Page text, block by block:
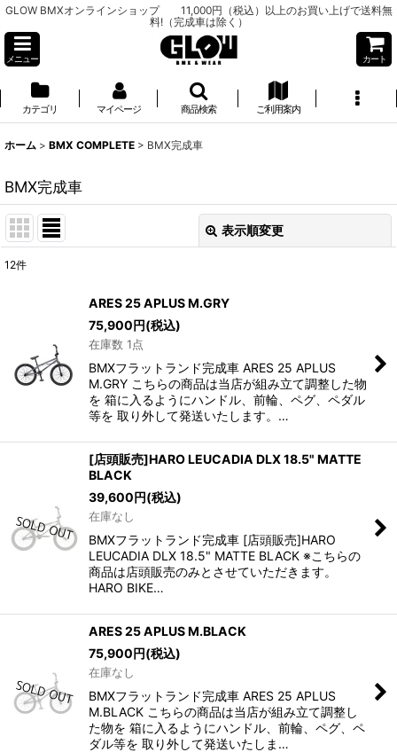
GLOW BMXオンラインショップ 11,000円（税込）以上のお買い上げで送料無
料!（完成車は除く）
メニュー カート
カテゴリ マイページ 商品検索 ご利用案内
ホーム > BMX COMPLETE > BMX完成車
BMX完成車
表示順変更
絞り込む
12件
ARES 25 APLUS M.GRY
75,900円(税込)
在庫数 1点
BMXフラットランド完成車 ARES 25 APLUS
M.GRY こちらの商品は当店が組み立て調整した物
を 箱に入るようにハンドル、前輪、ペグ、ペダル
等を 取り外して発送いたします。…
[店頭販売]HARO LEUCADIA DLX 18.5" MATTE
BLACK
39,600円(税込)
在庫なし
BMXフラットランド完成車 [店頭販売]HARO
LEUCADIA DLX 18.5" MATTE BLACK ※こちらの
商品は店頭販売のみとさせていただきます。
HARO BIKE…
ARES 25 APLUS M.BLACK
75,900円(税込)
在庫なし
BMXフラットランド完成車 ARES 25 APLUS
M.BLACK こちらの商品は当店が組み立て調整し
た物を 箱に入るようにハンドル、前輪、ペグ、ペ
ダル等を 取り外して発送いたしま…